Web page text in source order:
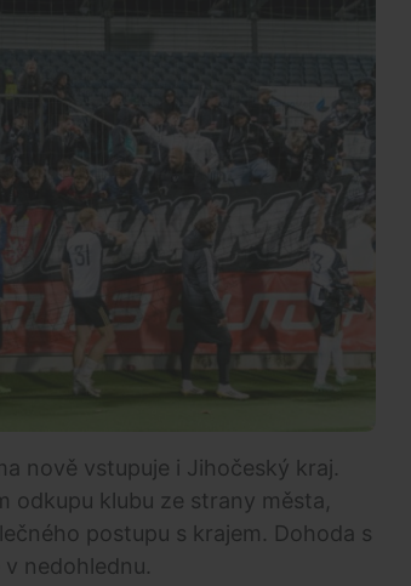
nově vstupuje i Jihočeský kraj.
odkupu klubu ze strany města,
postupu s krajem. Dohoda s
nedohlednu.